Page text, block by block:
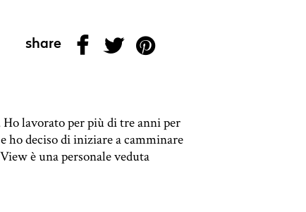
share
lavorato per più di tre anni per
ho deciso di iniziare a camminare
è una personale veduta